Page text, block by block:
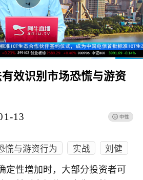
效识别市场恐慌与游资
13
慌与游资行为 实战 刘健
定性增加时，大部分投资者可